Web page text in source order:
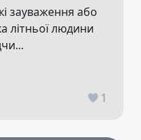
зауваження або
літньої людини
1